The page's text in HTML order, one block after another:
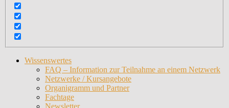
Wissenswertes
FAQ – Information zur Teilnahme an einem Netzwerk
Netzwerke / Kursangebote
Organigramm und Partner
Fachtage